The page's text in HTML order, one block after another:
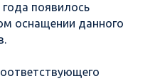
появилось
оснащении данного